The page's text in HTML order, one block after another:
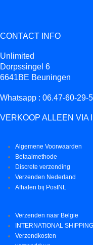
CONTACT INFO
Unlimited
Dorpssingel 6
6641BE Beuningen
Whatsapp : 06.47-60-29-
VERKOOP ALLEEN VIA
Algemene Voorwaarden
Betaalmethode
Discrete verzending
Verzenden Nederland
Afhalen bij PostNL
Verzenden naar Belgie
INTERNATIONAL SHIPPING
Verzendkosten